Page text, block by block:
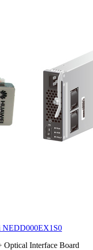
NEDD000EX1S0
Interface Board